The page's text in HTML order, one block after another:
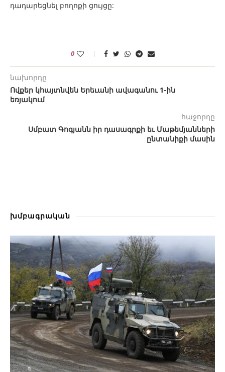
դադարեցնել բողոքի ցույցը:
0
նախորդը
Ովքեր կհայտնվեն Երեւանի ավագանու 1-ին
եռյակում
հաջորդը
Սմբատ Գոգյանն իր դասագրքի եւ Մաթեմյանների
ընտանիքի մասին
խմբագրական